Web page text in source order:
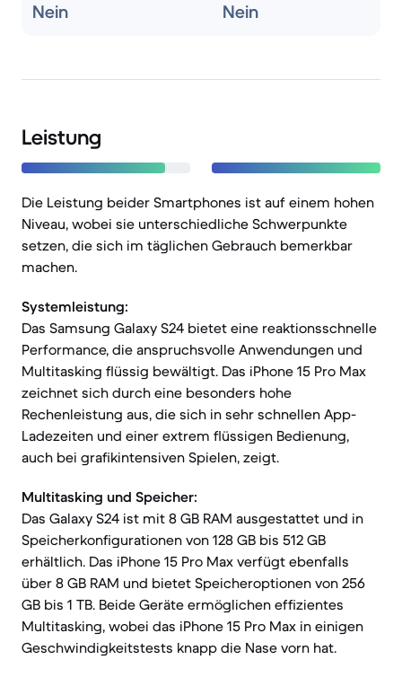
Nein Nein
Leistung
Die Leistung beider Smartphones ist auf einem hohen
Niveau, wobei sie unterschiedliche Schwerpunkte
setzen, die sich im täglichen Gebrauch bemerkbar
machen.
Systemleistung:
Das Samsung Galaxy S24 bietet eine reaktionsschnelle
Performance, die anspruchsvolle Anwendungen und
Multitasking flüssig bewältigt. Das iPhone 15 Pro Max
zeichnet sich durch eine besonders hohe
Rechenleistung aus, die sich in sehr schnellen App-
Ladezeiten und einer extrem flüssigen Bedienung,
auch bei grafikintensiven Spielen, zeigt.
Multitasking und Speicher:
Das Galaxy S24 ist mit 8 GB RAM ausgestattet und in
Speicherkonfigurationen von 128 GB bis 512 GB
erhältlich. Das iPhone 15 Pro Max verfügt ebenfalls
über 8 GB RAM und bietet Speicheroptionen von 256
GB bis 1 TB. Beide Geräte ermöglichen effizientes
Multitasking, wobei das iPhone 15 Pro Max in einigen
Geschwindigkeitstests knapp die Nase vorn hat.